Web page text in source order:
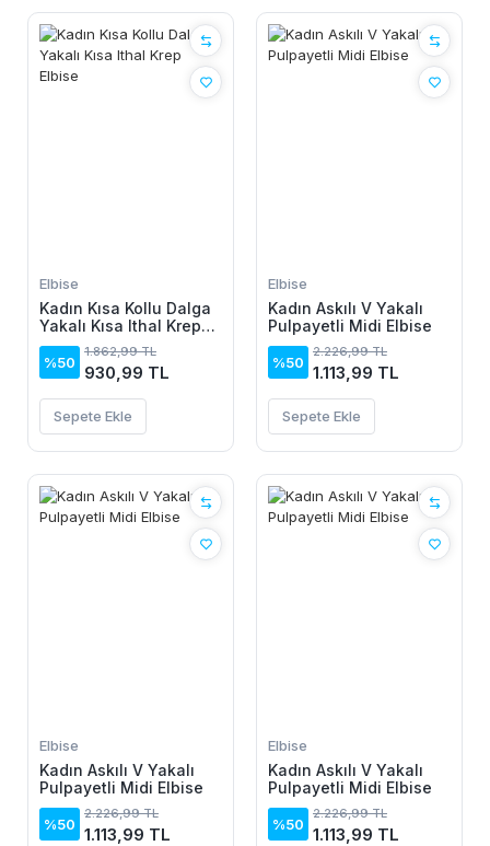
Elbise
Kadın Kısa Kollu Dalga
Yakalı Kısa Ithal Krep
Elbise
%50
1.862,99 TL
930,99 TL
Sepete Ekle
Elbise
Kadın Askılı V Yakalı
Pulpayetli Midi Elbise
%50
2.226,99 TL
1.113,99 TL
Sepete Ekle
Elbise
Kadın Askılı V Yakalı
Pulpayetli Midi Elbise
%50
2.226,99 TL
1.113,99 TL
Elbise
Kadın Askılı V Yakalı
Pulpayetli Midi Elbise
%50
2.226,99 TL
1.113,99 TL